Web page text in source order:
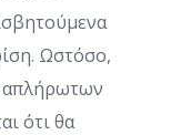
Ωστόσο,
απλήρωτων
ότι θα